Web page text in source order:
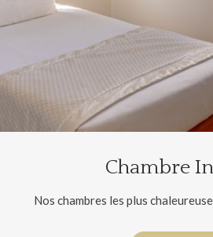
Chambre
Nos chambres les plus